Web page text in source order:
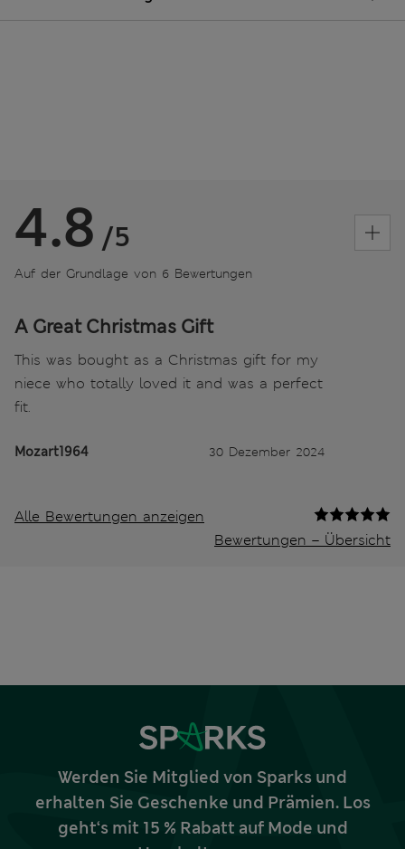
4.8 /5
Auf der Grundlage von 6 Bewertungen
A Great Christmas Gift
This was bought as a Christmas gift for my
niece who totally loved it and was a perfect
fit.
Mozart1964 30 Dezember 2024
Alle Bewertungen anzeigen
Bewertungen – Übersicht
Werden Sie Mitglied von Sparks und
erhalten Sie Geschenke und Prämien. Los
geht‘s mit 15 % Rabatt auf Mode und